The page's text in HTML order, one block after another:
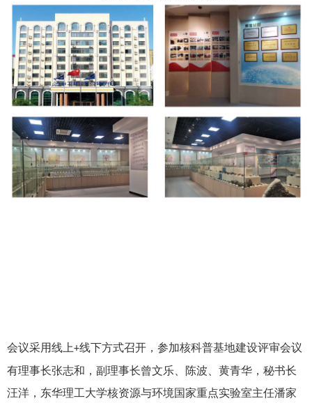
会议采用线上+线下方式召开，参加核科普基地建设评审会议
有理事长张志和，副理事长曾文乐、陈波、黄青华，秘书长
汪洋，东华理工大学核资源与环境国家重点实验室主任潘家